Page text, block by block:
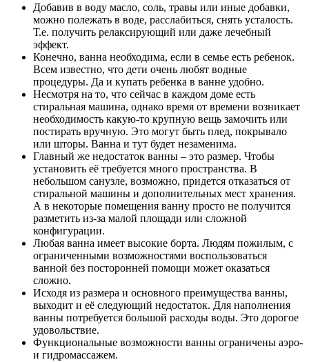
Добавив в воду масло, соль, травы или иные добавки,
можно полежать в воде, расслабиться, снять усталость.
Т.е. получить релаксирующий или даже лечебный
эффект.
Конечно, ванна необходима, если в семье есть ребенок.
Всем известно, что дети очень любят водные
процедуры. Да и купать ребенка в ванне удобно.
Несмотря на то, что сейчас в каждом доме есть
стиральная машина, однако время от времени возникает
необходимость какую-то крупную вещь замочить или
постирать вручную. Это могут быть плед, покрывало
или шторы. Ванна и тут будет незаменима.
Главный же недостаток ванны – это размер. Чтобы
установить её требуется много пространства. В
небольшом санузле, возможно, придется отказаться от
стиральной машины и дополнительных мест хранения.
А в некоторые помещения ванну просто не получится
разметить из-за малой площади или сложной
конфигурации.
Любая ванна имеет высокие борта. Людям пожилым, с
ограниченными возможностями воспользоваться
ванной без посторонней помощи может оказаться
сложно.
Исходя из размера и основного преимущества ванны,
выходит и её следующий недостаток. Для наполнения
ванны потребуется большой расходы воды. Это дорогое
удовольствие.
Функциональные возможности ванны ограничены аэро-
и гидромассажем.